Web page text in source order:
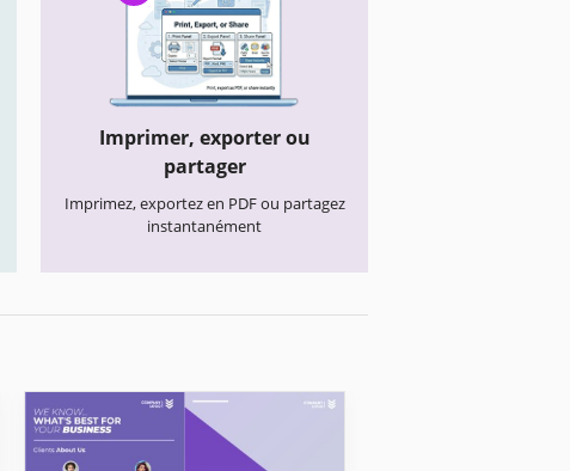
Imprimer, exporter ou
partager
Imprimez, exportez en PDF ou partagez
instantanément